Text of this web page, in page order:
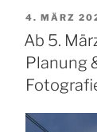
AM
4. MÄRZ
Ab 5.
Planung